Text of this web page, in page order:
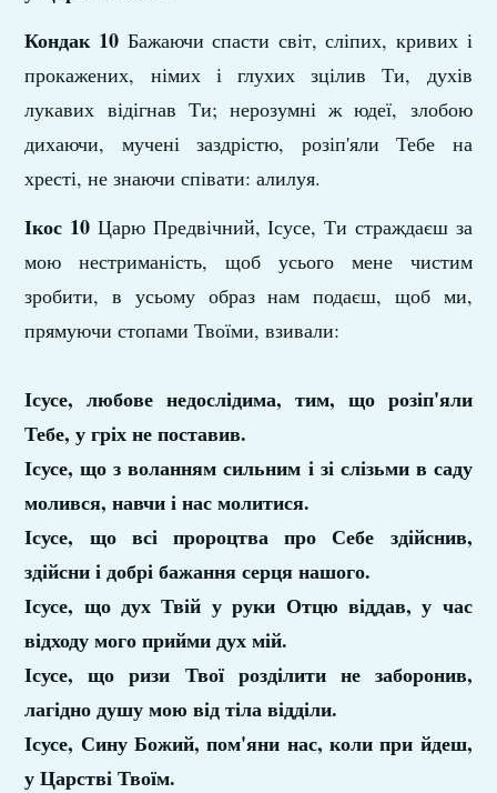
Кондак 10 Бажаючи спасти світ, сліпих, кривих і
прока­жених, німих і глухих зцілив Ти, духів
лукавих відігнав Ти; нерозумні ж юдеї, злобою
дихаючи, мучені заздрістю, розіп'яли Тебе на
хресті, не знаючи співати: алилуя.
Ікос 10 Царю Предвічний, Ісусе, Ти страждаєш за
мою нестриманість, щоб усього мене чистим
зроби­ти, в усьому образ нам подаєш, щоб ми,
прямую­чи стопами Твоїми, взивали:
Ісусе, любове недослідима, тим, що розіп'яли
Тебе, у гріх не поставив.
Ісусе, що з воланням сильним і зі слізьми в саду
молився, навчи і нас молитися.
Ісусе, що всі пророцтва про Себе здійснив,
здійсни і добрі бажання серця нашого.
Ісусе, що дух Твій у руки Отцю віддав, у час
відходу мого прийми дух мій.
Ісусе, що ризи Твої розділити не заборонив,
лагідно душу мою від тіла відділи.
Ісусе, Сину Божий, пом'яни нас, коли при­ йдеш,
у Царстві Твоїм.